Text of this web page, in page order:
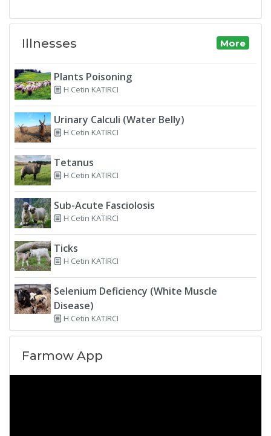
Illnesses More
Plants Poisoning
H Cetin KATIRCI
Urinary Calculi (Water Belly)
H Cetin KATIRCI
Tetanus
H Cetin KATIRCI
Sub-Acute Fasciolosis
H Cetin KATIRCI
Ticks
H Cetin KATIRCI
Selenium Deficiency (White Muscle
Disease)
H Cetin KATIRCI
Farmow App